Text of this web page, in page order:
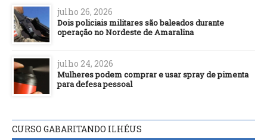
julho 26, 2026
Dois policiais militares são baleados durante
operação no Nordeste de Amaralina
julho 24, 2026
Mulheres podem comprar e usar spray de pimenta
para defesa pessoal
CURSO GABARITANDO ILHÉUS